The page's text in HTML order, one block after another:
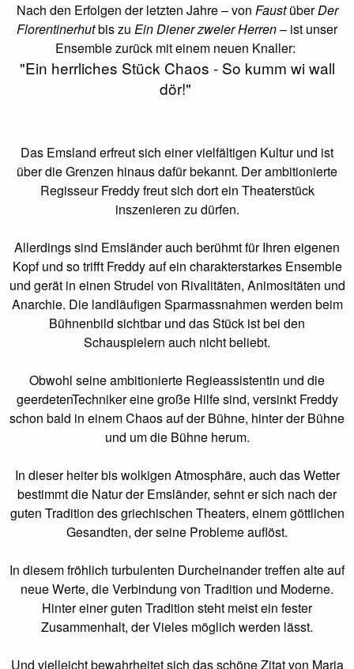
Nach den Erfolgen der letzten Jahre – von FaustüberDer
Florentinerhutbis zu Ein Diener zweier Herren– ist unser
Ensemble zurück mit einem neuen Knaller:
"Ein herrliches Stück Chaos - So kumm wi wall
dör!"
Das Emsland erfreut sich einer vielfältigen Kultur und ist
über die Grenzen hinaus dafür bekannt. Der ambitionierte
Regisseur Freddy freut sich dort ein Theaterstück
inszenieren zu dürfen.
Allerdings sind Emsländer auch berühmt für Ihren eigenen
Kopf und so triﬀt Freddy auf ein charakterstarkes Ensemble
und gerät in einen Strudel von Rivalitäten, Animositäten und
Anarchie. Die landläuﬁgen Sparmassnahmen werden beim
Bühnenbild sichtbar und das Stück ist bei den
Schauspielern auch nicht beliebt.
Obwohl seine ambitionierte Regieassistentin und die
geerdetenTechniker eine große Hilfe sind, versinkt Freddy
schon bald in einem Chaos auf der Bühne, hinter der Bühne
und um die Bühne herum.
In dieser heiter bis wolkigen Atmosphäre, auch das Wetter
bestimmt die Natur der Emsländer, sehnt er sich nach der
guten Tradition des griechischen Theaters, einem göttlichen
Gesandten, der seine Probleme auﬂöst.
In diesem fröhlich turbulenten Durcheinander treﬀen alte auf
neue Werte, die Verbindung von Tradition und Moderne.
Hinter einer guten Tradition steht meist ein fester
Zusammenhalt, der Vieles möglich werden lässt.
Und vielleicht bewahrheitet sich das schöne Zitat von Maria